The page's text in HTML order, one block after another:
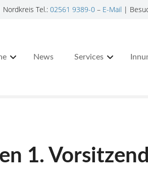
Nordkreis Tel.: 02561 9389-0– E-Mail |
News Services
1.